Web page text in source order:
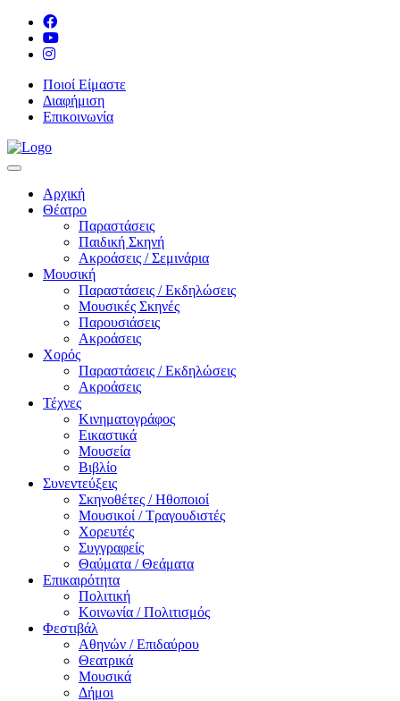
Ποιοί Είμαστε
Διαφήμιση
Επικοινωνία
Αρχική
Θέατρο
Παραστάσεις
Παιδική Σκηνή
Ακροάσεις / Σεμινάρια
Μουσική
Παραστάσεις / Εκδηλώσεις
Μουσικές Σκηνές
Παρουσιάσεις
Ακροάσεις
Χορός
Παραστάσεις / Εκδηλώσεις
Ακροάσεις
Τέχνες
Κινηματογράφος
Εικαστικά
Μουσεία
Βιβλίο
Συνεντεύξεις
Σκηνοθέτες / Ηθοποιοί
Μουσικοί / Τραγουδιστές
Χορευτές
Συγγραφείς
Θαύματα / Θεάματα
Επικαιρότητα
Πολιτική
Κοινωνία / Πολιτισμός
Φεστιβάλ
Αθηνών / Επιδαύρου
Θεατρικά
Μουσικά
Δήμοι